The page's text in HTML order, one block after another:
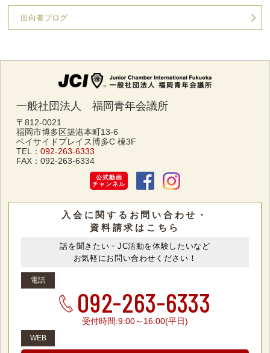
出向者ブログ
一般社団法人 福岡青年会議所
〒812-0021
福岡市博多区築港本町13-6
ベイサイドプレイス博多C 棟3F
TEL： 092-263-6333
FAX： 092-263-6334
公式動画
チャンネル
入会に関するお問い合わせ・
資料請求はこちら
話を聞きたい・JC活動を体験したいなど
お気軽にお問い合わせください！
電話
092-263-6333
受付時間:9:00～16:00(平日)
WEB